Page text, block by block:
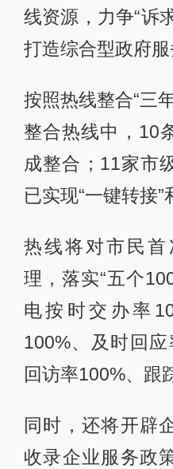
线资源，力争“诉
打造综合型政府服
按照热线整合“三
整合热线中，10
成整合；11家市
已实现“一键转接”
热线将对市民
理，落实“五个
电按时交办率
100%、及时回
回访率100%、跟
同时，还将开辟
收录企业服务政